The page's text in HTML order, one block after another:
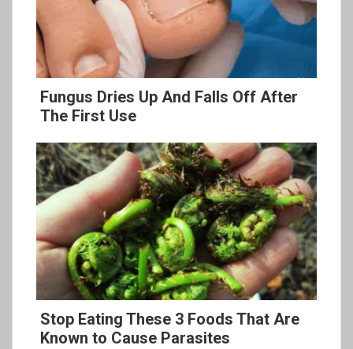
Fungus Dries Up And Falls Off After
The First Use
Stop Eating These 3 Foods That Are
Known to Cause Parasites